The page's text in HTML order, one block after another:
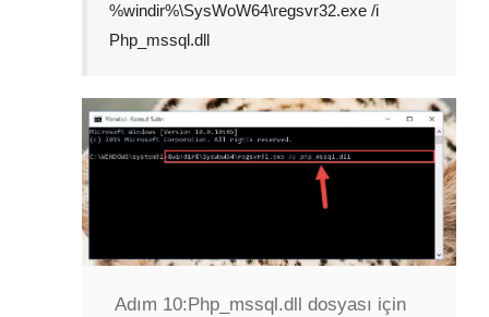
%windir%\SysWoW64\regsvr32.exe /i
Php_mssql.dll
Adım 10: Php_mssql.dll dosyası için